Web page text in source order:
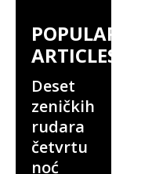
POPULAR
ARTICLES
Deset
zeničkih
rudara
četvrtu
noć